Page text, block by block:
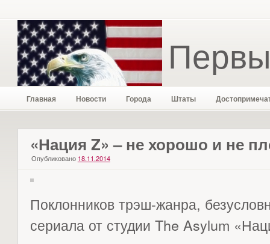
Главная Новости Города Штаты
«Нация Z» – не хорошо и не
Опубликовано 18.11.2014
Поклонников трэш-жанра,
сериала от студии The Asylum